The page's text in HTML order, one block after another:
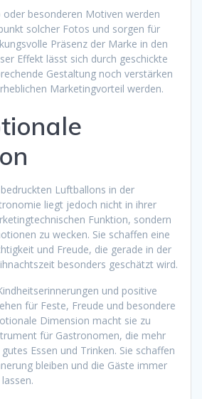
besonderen Motiven werden
solcher Fotos und sorgen für
Präsenz der Marke in den
Effekt lässt sich durch geschickte
Gestaltung noch verstärken
Marketingvorteil werden.
Luftballons in der
liegt jedoch nicht in ihrer
Funktion, sondern
zu wecken. Sie schaffen eine
und Freude, die gerade in der
besonders geschätzt wird.
und positive
für Feste, Freude und besondere
Dimension macht sie zu
für Gastronomen, die mehr
Essen und Trinken. Sie schaffen
bleiben und die Gäste immer